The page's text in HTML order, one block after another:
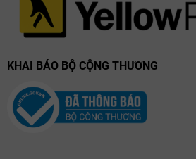
KHAI BÁO BỘ CỘNG THƯƠNG